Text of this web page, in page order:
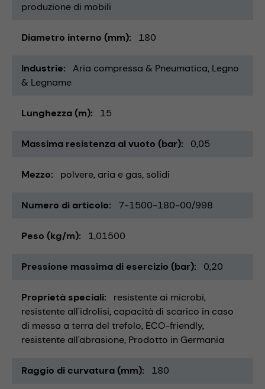
produzione di mobili
Diametro interno (mm) 180
Industrie Aria compressa & Pneumatica Legno
& Legname
Lunghezza (m) 15
Massima resistenza al vuoto (bar) 0,05
Mezzo polvere aria e gas solidi
Numero di articolo 7-1500-180-00/998
Peso (kg/m) 1,01500
Pressione massima di esercizio (bar) 0,20
Proprietà speciali
resistente ai microbi
resistente all'idrolisi capacità di scarico in caso
di messa a terra del trefolo ECO-friendly
resistente all'abrasione Prodotto in Germania
Raggio di curvatura (mm) 180